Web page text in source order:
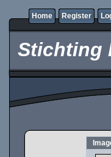
Home Register
Stichting